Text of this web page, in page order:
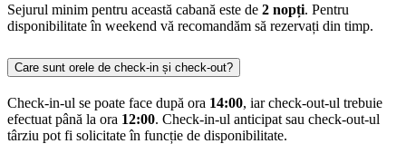
Sejurul minim pentru această cabană este de 2 nopți. Pentru
disponibilitate în weekend vă recomandăm să rezervați din timp.
Care sunt orele de check-in și check-out?
Check-in-ul se poate face după ora 14:00, iar check-out-ul trebuie
efectuat până la ora 12:00. Check-in-ul anticipat sau check-out-ul
târziu pot fi solicitate în funcție de disponibilitate.